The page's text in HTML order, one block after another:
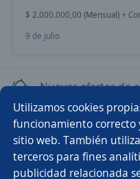
Utilizamos cookies
funcionamiento correcto
sitio web. También
terceros para fines
publicidad relacionada
$ 2.000.000,00 (Mensual) +
9 de julio
Nuevas ofertas de
Empleos similares
Mecánico diésel
Buscar es